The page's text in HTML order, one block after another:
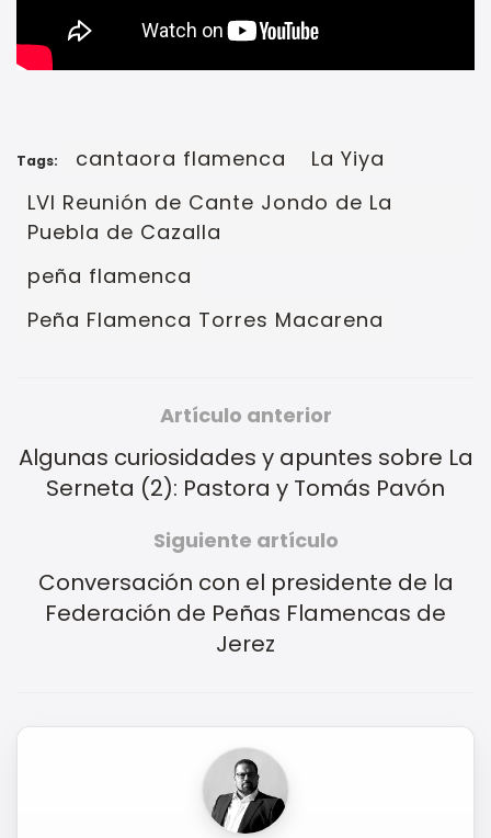
Tags: cantaora flamenca
La Yiya
LVI Reunión de Cante Jondo de La
Puebla de Cazalla
peña flamenca
Peña Flamenca Torres Macarena
Artículo anterior
Algunas curiosidades y apuntes sobre La
Serneta (2): Pastora y Tomás Pavón
Siguiente artículo
Conversación con el presidente de la
Federación de Peñas Flamencas de
Jerez